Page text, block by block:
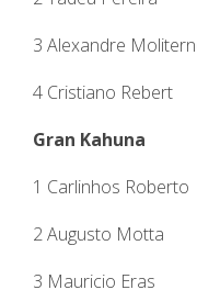
3 Alexandre
4 Cristiano Rebert
Gran Kahuna
1 Carlinhos Roberto
2 Augusto Motta
3 Mauricio Eras